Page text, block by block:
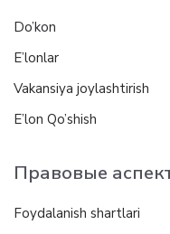
Do’kon
E’lonlar
Vakansiya joylashtirish
E’lon Qo’shish
Правовые
Foydalanish shartlari